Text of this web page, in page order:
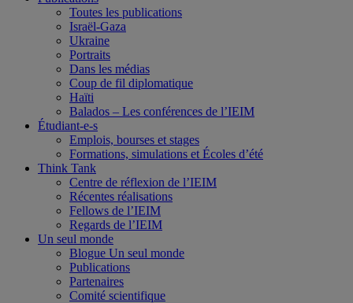
Toutes les publications
Israël-Gaza
Ukraine
Portraits
Dans les médias
Coup de fil diplomatique
Haïti
Balados – Les conférences de l’IEIM
Étudiant-e-s
Emplois, bourses et stages
Formations, simulations et Écoles d’été
Think Tank
Centre de réflexion de l’IEIM
Récentes réalisations
Fellows de l’IEIM
Regards de l’IEIM
Un seul monde
Blogue Un seul monde
Publications
Partenaires
Comité scientifique